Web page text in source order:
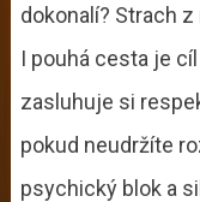
dokonalí? Strach
I pouhá cesta je
zasluhuje si
pokud neudržíte
psychický blok a